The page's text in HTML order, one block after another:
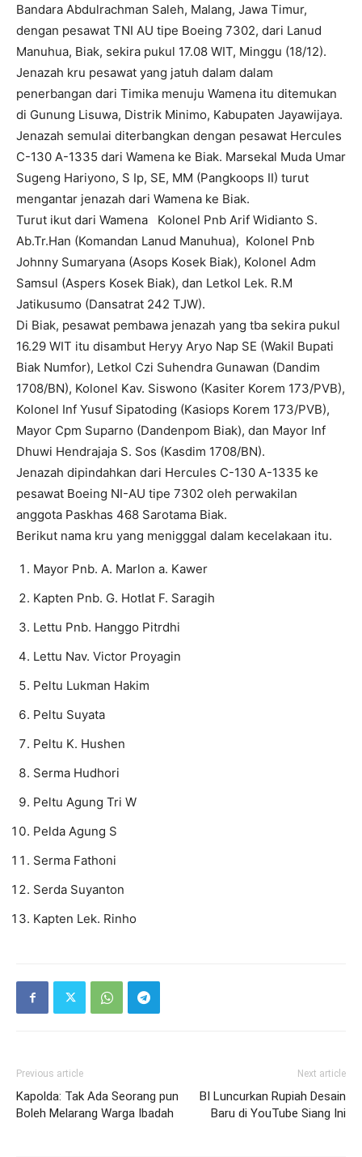
Bandara Abdulrachman Saleh, Malang, Jawa Timur,
dengan pesawat TNI AU tipe Boeing 7302, dari Lanud
Manuhua, Biak, sekira pukul 17.08 WIT, Minggu (18/12).
Jenazah kru pesawat yang jatuh dalam dalam
penerbangan dari Timika menuju Wamena itu ditemukan
di Gunung Lisuwa, Distrik Minimo, Kabupaten Jayawijaya.
Jenazah semulai diterbangkan dengan pesawat Hercules
C-130 A-1335 dari Wamena ke Biak. Marsekal Muda Umar
Sugeng Hariyono, S Ip, SE, MM (Pangkoops II) turut
mengantar jenazah dari Wamena ke Biak.
Turut ikut dari Wamena Kolonel Pnb Arif Widianto S.
Ab.Tr.Han (Komandan Lanud Manuhua), Kolonel Pnb
Johnny Sumaryana (Asops Kosek Biak), Kolonel Adm
Samsul (Aspers Kosek Biak), dan Letkol Lek. R.M
Jatikusumo (Dansatrat 242 TJW).
Di Biak, pesawat pembawa jenazah yang tba sekira pukul
16.29 WIT itu disambut Heryy Aryo Nap SE (Wakil Bupati
Biak Numfor), Letkol Czi Suhendra Gunawan (Dandim
1708/BN), Kolonel Kav. Siswono (Kasiter Korem 173/PVB),
Kolonel Inf Yusuf Sipatoding (Kasiops Korem 173/PVB),
Mayor Cpm Suparno (Dandenpom Biak), dan Mayor Inf
Dhuwi Hendrajaja S. Sos (Kasdim 1708/BN).
Jenazah dipindahkan dari Hercules C-130 A-1335 ke
pesawat Boeing NI-AU tipe 7302 oleh perwakilan
anggota Paskhas 468 Sarotama Biak.
Berikut nama kru yang menigggal dalam kecelakaan itu.
Mayor Pnb. A. Marlon a. Kawer
Kapten Pnb. G. Hotlat F. Saragih
Lettu Pnb. Hanggo Pitrdhi
Lettu Nav. Victor Proyagin
Peltu Lukman Hakim
Peltu Suyata
Peltu K. Hushen
Serma Hudhori
Peltu Agung Tri W
Pelda Agung S
Serma Fathoni
Serda Suyanton
Kapten Lek. Rinho
Previous article
Kapolda: Tak Ada Seorang pun
Boleh Melarang Warga Ibadah
Next article
BI Luncurkan Rupiah Desain
Baru di YouTube Siang Ini